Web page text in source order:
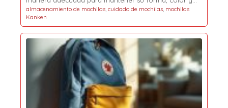
almacenamiento de mochilas, cuidado de mochilas, mochilas
Kanken